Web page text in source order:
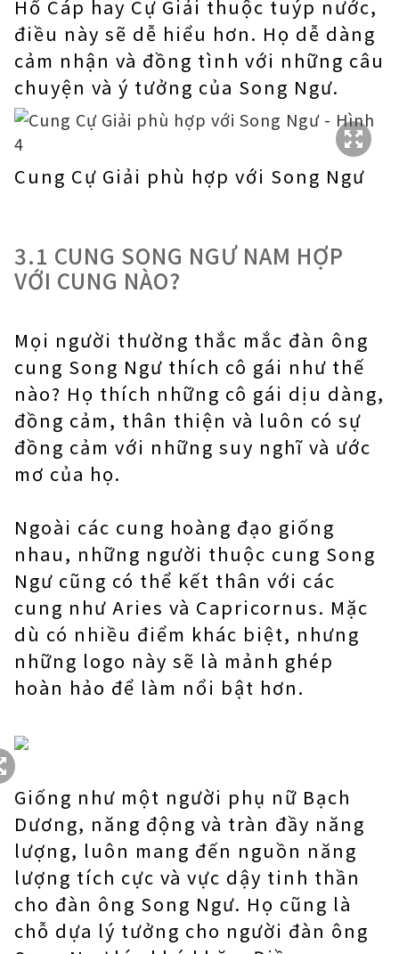
Hổ Cáp hay Cự Giải thuộc tuýp nước,
điều này sẽ dễ hiểu hơn. Họ dễ dàng
cảm nhận và đồng tình với những câu
chuyện và ý tưởng của Song Ngư.
Cung Cự Giải phù hợp với Song Ngư
3.1 CUNG SONG NGƯ NAM HỢP
VỚI CUNG NÀO?
Mọi người thường thắc mắc đàn ông
cung Song Ngư thích cô gái như thế
nào? Họ thích những cô gái dịu dàng,
đồng cảm, thân thiện và luôn có sự
đồng cảm với những suy nghĩ và ước
mơ của họ.
Ngoài các cung hoàng đạo giống
nhau, những người thuộc cung Song
Ngư cũng có thể kết thân với các
cung như Aries và Capricornus. Mặc
dù có nhiều điểm khác biệt, nhưng
những logo này sẽ là mảnh ghép
hoàn hảo để làm nổi bật hơn.
Giống như một người phụ nữ Bạch
Dương, năng động và tràn đầy năng
lượng, luôn mang đến nguồn năng
lượng tích cực và vực dậy tinh thần
cho đàn ông Song Ngư. Họ cũng là
chỗ dựa lý tưởng cho người đàn ông